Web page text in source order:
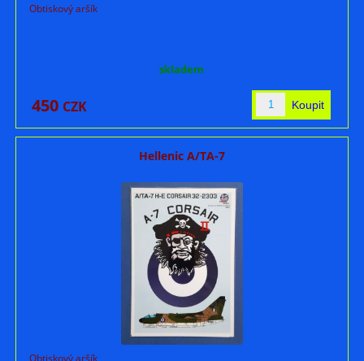
Obtiskový aršík
skladem
450 CZK
Hellenic A/TA-7
Obtiskový aršík